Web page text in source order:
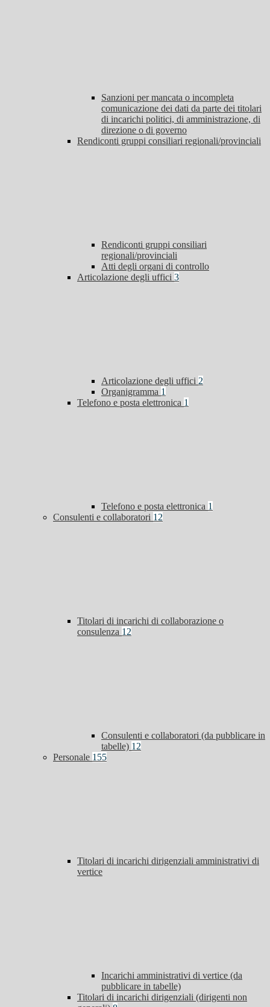
Sanzioni per mancata o incompleta
comunicazione dei dati da parte dei titolari
di incarichi politici, di amministrazione, di
direzione o di governo
Rendiconti gruppi consiliari regionali/provinciali
Rendiconti gruppi consiliari
regionali/provinciali
Atti degli organi di controllo
Articolazione degli uffici 3
Articolazione degli uffici 2
Organigramma 1
Telefono e posta elettronica 1
Telefono e posta elettronica 1
Consulenti e collaboratori 12
Titolari di incarichi di collaborazione o
consulenza 12
Consulenti e collaboratori (da pubblicare in
tabelle) 12
Personale 155
Titolari di incarichi dirigenziali amministrativi di
vertice
Incarichi amministrativi di vertice (da
pubblicare in tabelle)
Titolari di incarichi dirigenziali (dirigenti non